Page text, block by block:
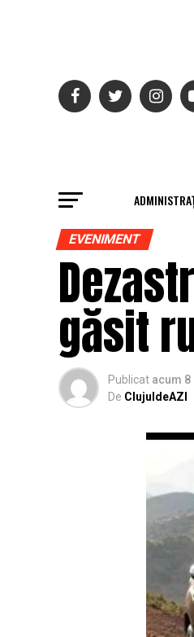
EVENIMENT
găsit
Publicat acum 8
De ClujuldeAZI